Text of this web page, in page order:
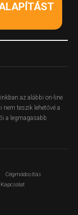
az alábbi on-line
nem teszik lehetővé a
a legmagasabb
Cégmódosítás
Kapcsolat